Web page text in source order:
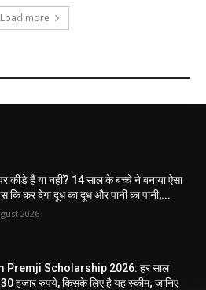
Load more
कीड़े हैं या नहीं? 14 साल के बच्चे ने बनाया ऐसा
कि कर देगा दूध का दूध और पानी का पानी,...
2026
Premji Scholarship 2026: हर साल
30 हजार रुपये, किसके लिए है यह स्कीम; जानिए